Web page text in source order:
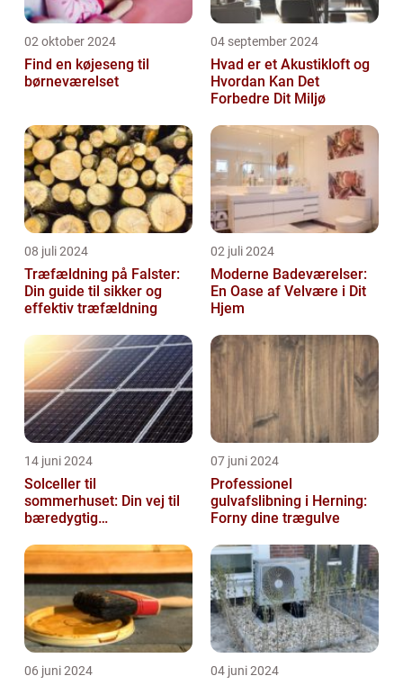
02 oktober 2024
Find en køjeseng til
børneværelset
04 september 2024
Hvad er et Akustikloft og
Hvordan Kan Det
Forbedre Dit Miljø
08 juli 2024
Træfældning på Falster:
Din guide til sikker og
effektiv træfældning
02 juli 2024
Moderne Badeværelser:
En Oase af Velvære i Dit
Hjem
14 juni 2024
Solceller til
sommerhuset: Din vej til
bæredygtig
07 juni 2024
Professionel
gulvafslibning i Herning:
Forny dine trægulve
06 juni 2024 04 juni 2024